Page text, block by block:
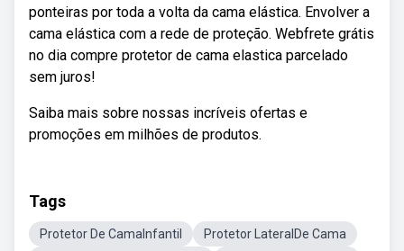
ponteiras por toda a volta da cama elástica. Envolver a
cama elástica com a rede de proteção. Webfrete grátis
no dia compre protetor de cama elastica parcelado
sem juros!
Saiba mais sobre nossas incríveis ofertas e
promoções em milhões de produtos.
Tags
Protetor De CamaInfantil
Protetor LateralDe Cama